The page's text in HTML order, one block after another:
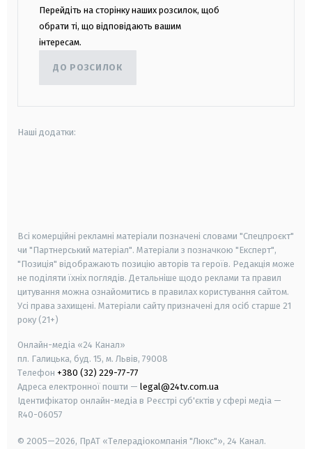
Перейдіть на сторінку наших розсилок, щоб
обрати ті, що відповідають вашим
інтересам.
ДО РОЗСИЛОК
Наші додатки:
Всі комерційні рекламні матеріали позначені словами "Спецпроєкт"
чи "Партнерський матеріал". Матеріали з позначкою "Експерт",
"Позиція" відображають позицію авторів та героїв. Редакція може
не поділяти їхніх поглядів. Детальніше щодо реклами та правил
цитування можна ознайомитись в правилах користування сайтом.
Усі права захищені. Матеріали сайту призначені для осіб старше 21
року (21+)
Онлайн-медіа «24 Канал»
пл. Галицька, буд. 15, м. Львів, 79008
Телефон +380 (32) 229-77-77
Адреса електронної пошти — legal@24tv.com.ua
Ідентифікатор онлайн-медіа в Реєстрі суб'єктів у сфері медіа —
R40-06057
© 2005—2026, ПрАТ «Телерадіокомпанія "Люкс"», 24 Канал.